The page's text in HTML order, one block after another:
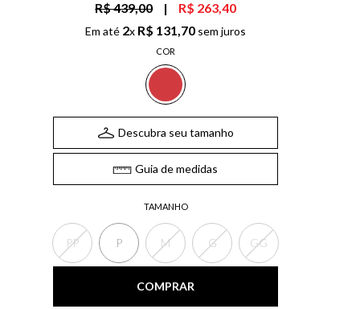
R$ 439,00 | R$ 263,40
Em até 2x R$ 131,70 sem juros
COR
TAMANHO
PP P M G GG
Descubra seu tamanho
Guia de medidas
COMPRAR